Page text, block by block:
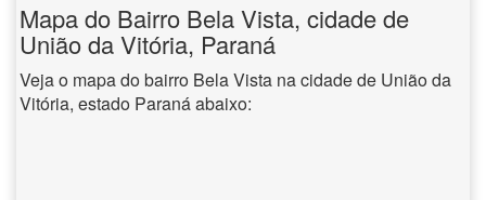
Mapa do Bairro Bela Vista, cidade de
União da Vitória, Paraná
Veja o mapa do bairro Bela Vista na cidade de União da
Vitória, estado Paraná abaixo: